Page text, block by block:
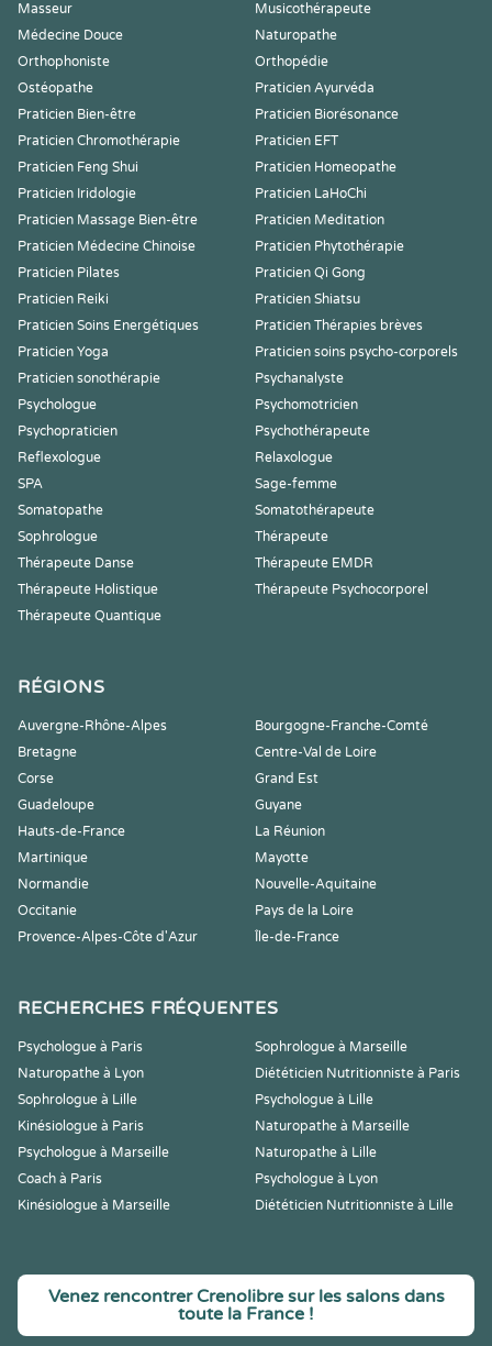
Masseur
Musicothérapeute
Médecine Douce
Naturopathe
Orthophoniste
Orthopédie
Ostéopathe
Praticien Ayurvéda
Praticien Bien-être
Praticien Biorésonance
Praticien Chromothérapie
Praticien EFT
Praticien Feng Shui
Praticien Homeopathe
Praticien Iridologie
Praticien LaHoChi
Praticien Massage Bien-être
Praticien Meditation
Praticien Médecine Chinoise
Praticien Phytothérapie
Praticien Pilates
Praticien Qi Gong
Praticien Reiki
Praticien Shiatsu
Praticien Soins Energétiques
Praticien Thérapies brèves
Praticien Yoga
Praticien soins psycho-corporels
Praticien sonothérapie
Psychanalyste
Psychologue
Psychomotricien
Psychopraticien
Psychothérapeute
Reflexologue
Relaxologue
SPA
Sage-femme
Somatopathe
Somatothérapeute
Sophrologue
Thérapeute
Thérapeute Danse
Thérapeute EMDR
Thérapeute Holistique
Thérapeute Psychocorporel
Thérapeute Quantique
RÉGIONS
Auvergne-Rhône-Alpes
Bourgogne-Franche-Comté
Bretagne
Centre-Val de Loire
Corse
Grand Est
Guadeloupe
Guyane
Hauts-de-France
La Réunion
Martinique
Mayotte
Normandie
Nouvelle-Aquitaine
Occitanie
Pays de la Loire
Provence-Alpes-Côte d'Azur
Île-de-France
RECHERCHES FRÉQUENTES
Psychologue à Paris
Sophrologue à Marseille
Naturopathe à Lyon
Diététicien Nutritionniste à Paris
Sophrologue à Lille
Psychologue à Lille
Kinésiologue à Paris
Naturopathe à Marseille
Psychologue à Marseille
Naturopathe à Lille
Coach à Paris
Psychologue à Lyon
Kinésiologue à Marseille
Diététicien Nutritionniste à Lille
Venez rencontrer Crenolibre sur les salons dans
toute la France !